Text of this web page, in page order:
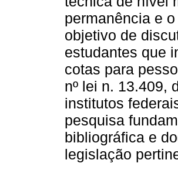
permanência e
objetivo de
estudantes que
cotas para
nº lei n. 13.409,
institutos
pesquisa
bibliográfica e
legislação